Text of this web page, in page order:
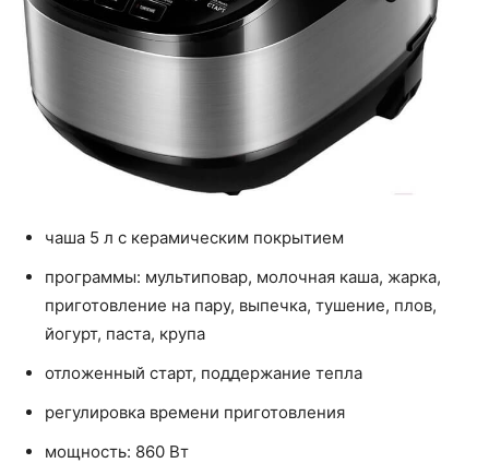
чаша 5 л с керамическим покрытием
программы: мультиповар, молочная каша, жарка,
приготовление на пару, выпечка, тушение, плов,
йогурт, паста, крупа
отложенный старт, поддержание тепла
регулировка времени приготовления
мощность: 860 Вт